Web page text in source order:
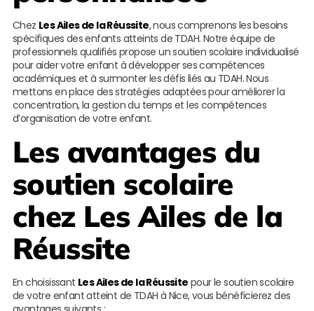
Chez Les Ailes de la Réussite, nous comprenons les besoins
spécifiques des enfants atteints de TDAH. Notre équipe de
professionnels qualifiés propose un soutien scolaire individualisé
pour aider votre enfant à développer ses compétences
académiques et à surmonter les défis liés au TDAH. Nous
mettons en place des stratégies adaptées pour améliorer la
concentration, la gestion du temps et les compétences
d’organisation de votre enfant.
Les avantages du
soutien scolaire
chez Les Ailes de la
Réussite
En choisissant Les Ailes de la Réussite pour le soutien scolaire
de votre enfant atteint de TDAH à Nice, vous bénéficierez des